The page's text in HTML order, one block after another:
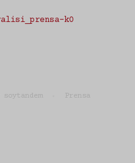
soytandem Prensa